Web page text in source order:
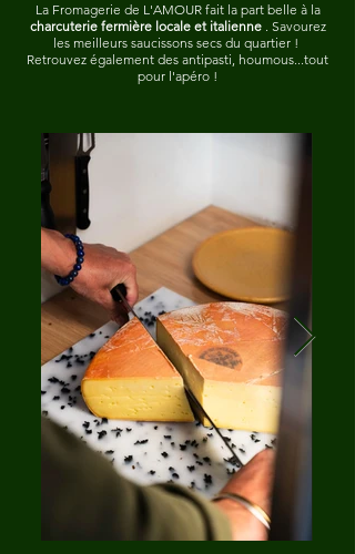
La Fromagerie de L'AMOUR fait la part belle à la
charcuterie fermière locale et italienne . Savourez
les meilleurs saucissons secs du quartier !
Retrouvez également des antipasti, houmous...tout
pour l'apéro !